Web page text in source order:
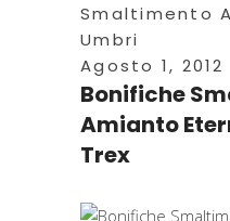
Smaltimento
Umbri
Agosto 1, 2012
Bonifiche
Amianto
Trex